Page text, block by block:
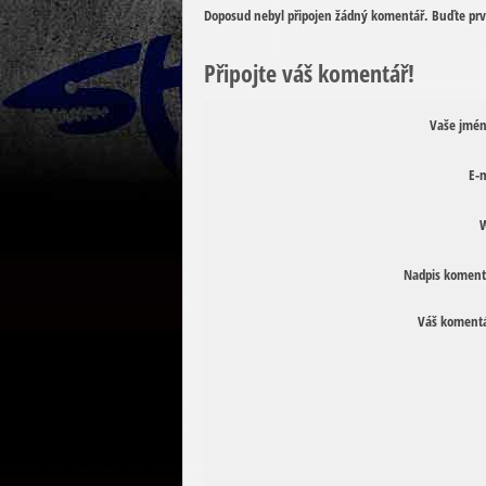
Doposud nebyl připojen žádný komentář. Buďte
Připojte váš komentář!
Vaše
E-
Nadpis
Váš